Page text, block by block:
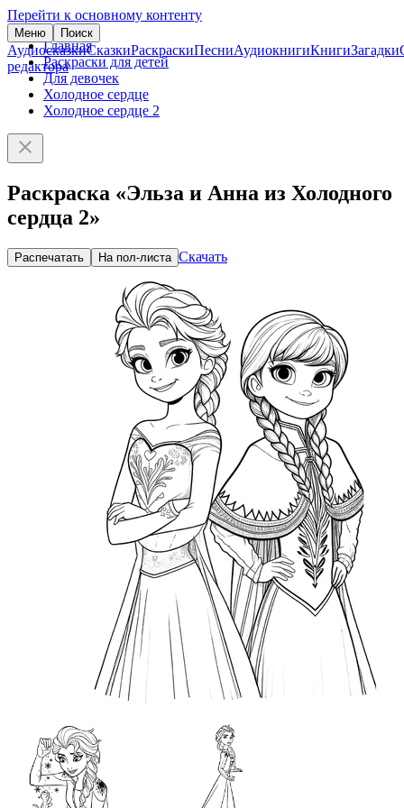
Перейти к основному контенту
Меню Поиск
АудиосказкиСказкиРаскраскиПесниАудиокнигиКнигиЗагадки
редактора
Главная
Раскраски для детей
Для девочек
Холодное сердце
Холодное сердце 2
Раскраска «Эльза и Анна из Холодного
сердца 2»
Распечатать На пол-листа Скачать